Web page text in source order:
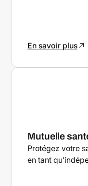
En savoir plus
Mutuelle
Protégez votre
en tant